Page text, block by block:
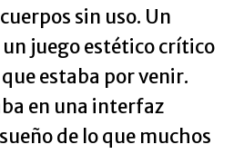
sin uso. Un
juego estético crítico
estaba por venir.
en una interfaz
de lo que muchos